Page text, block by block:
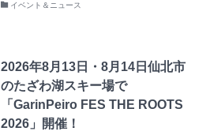
イベント＆ニュース
2026年8月13日・8月14日仙北市
のたざわ湖スキー場で
「GarinPeiro FES THE ROOTS
2026」開催！